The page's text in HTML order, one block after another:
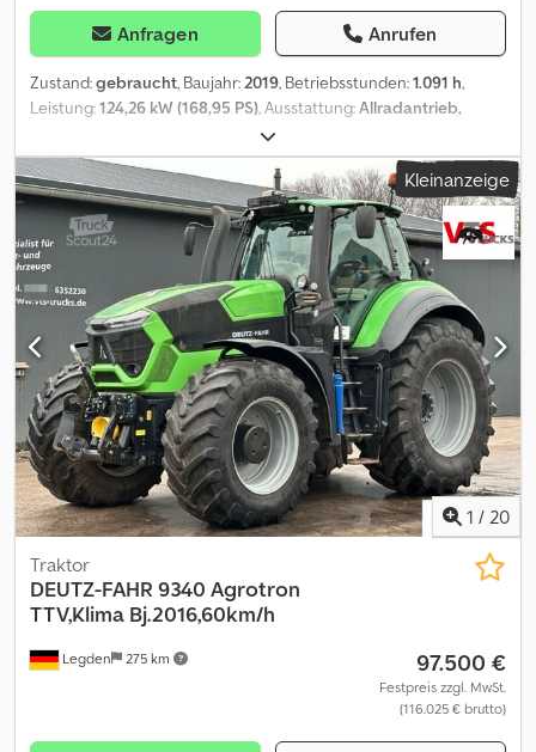
Anfragen Anrufen
Zustand:gebraucht, Baujahr:2019, Betriebsstunden:1.091 h,
Leistung:124,26 kW (168,95 PS), Ausstattung:Allradantrieb,
, AGROTRON 6175 RC SHIFT Crsdjy H
S Ugopfx Ag Hef gebr. DEUTZ FAHR Allradschlepper Technisches
Jahr: 2020 C-Shift Gefederte Vorderachse Bereifung vo.: 540/65 R
30 MITAS Bereifung hi.: 650/65 R 42 MITAS Fronthydraulik 2
elektrische / 4 mechanische Steuergeräte Power Beyond 4-fach
Zapfwelle Klimaautomatik Kabinenfederung FJ-Dynamic
Lenksystem mit Lenkradmotor und RTK-Freischaltung LED-
Arbeitsscheinwerfer
Kleinanzeige
1 / 20
Legden 275 km
Traktor
DEUTZ-FAHR 9340 Agrotron
TTV,Klima Bj.2016,60km/h
97.500 €
Festpreis zzgl. MwSt.
(116.025 € brutto)